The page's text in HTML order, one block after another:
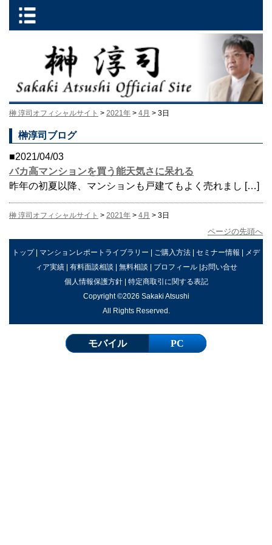
榊 淳司オフィシャルサイト > 2021年 > 4月 > 3日
榊淳司ブログ
■2021/04/03
バカ高マンションを買う能天気さに呆れる
昨年の初夏以降、マンションも戸建てもよく売れまし […]
榊 淳司オフィシャルサイト > 2021年 > 4月 > 3日
ページの先頭へ
トップ| マンションレポートライブラリー | ご購入方法 | セミナー情報 | メデ
ィア実績| 有料面談相談 | 無料相談 | プロフィール|お問い合せ
個人情報保護方針| 特定商取引に関する表記
Copyright ©2026 Sakaki Atsushi
All Rights Reserved.
モバイル PC